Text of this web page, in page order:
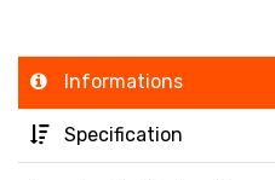
Informations
Specification